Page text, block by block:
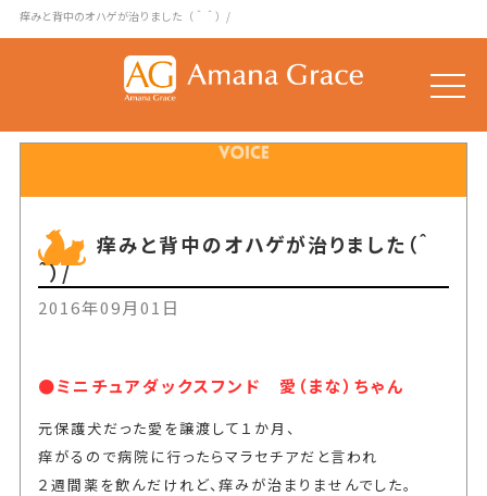
toggle
痒みと背中のオハゲが治りました（＾＾）/
痒みと背中のオハゲが治りました（＾
＾）/
2016年09月01日
●ミニチュアダックスフンド 愛（まな）ちゃん
元保護犬だった愛を譲渡して１か月、
痒がるので病院に行ったらマラセチアだと言われ
２週間薬を飲んだけれど、痒みが治まりませんでした。